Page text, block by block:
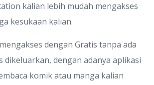
kalian lebih mudah mengakses
kesukaan kalian.
dengan Gratis tanpa ada
dikeluarkan, dengan adanya aplikasi
komik atau manga kalian